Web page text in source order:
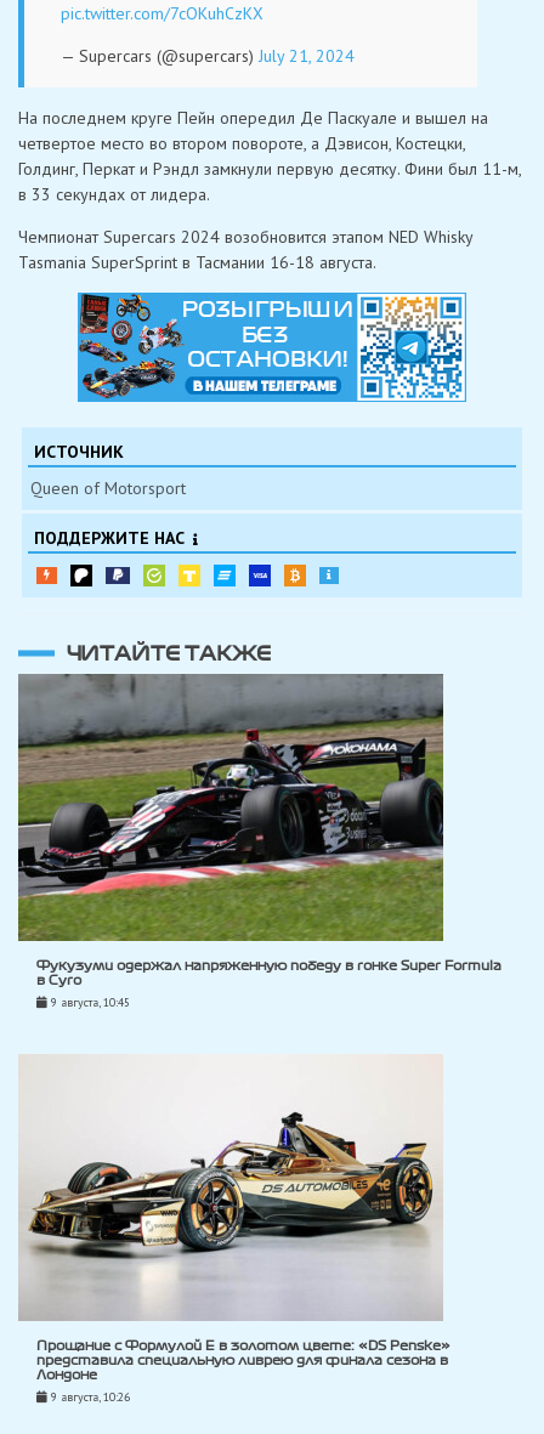
pic.twitter.com/7cOKuhCzKX
— Supercars (@supercars) July 21, 2024
На последнем круге Пейн опередил Де Паскуале и вышел на
четвертое место во втором повороте, а Дэвисон, Костецки,
Голдинг, Перкат и Рэндл замкнули первую десятку. Фини был 11-м,
в 33 секундах от лидера.
Чемпионат Supercars 2024 возобновится этапом NED Whisky
Tasmania SuperSprint в Тасмании 16-18 августа.
ИСТОЧНИК
Queen of Motorsport
ПОДДЕРЖИТЕ НАС
ЧИТАЙТЕ ТАКЖЕ
Фукузуми одержал напряженную победу в гонке Super Formula
в Суго
9 августа, 10:45
Прощание с Формулой E в золотом цвете: «DS Penske»
представила специальную ливрею для финала сезона в
Лондоне
9 августа, 10:26